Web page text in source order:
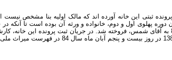
مشتاقی قرار گرفت و سپس در سال 82 به آقای شمس، فروخته شد. در جریان ثبت